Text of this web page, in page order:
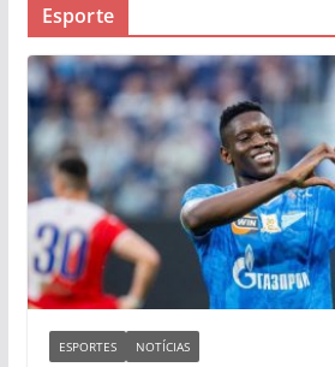
Esporte
ESPORTES NOTÍCIAS